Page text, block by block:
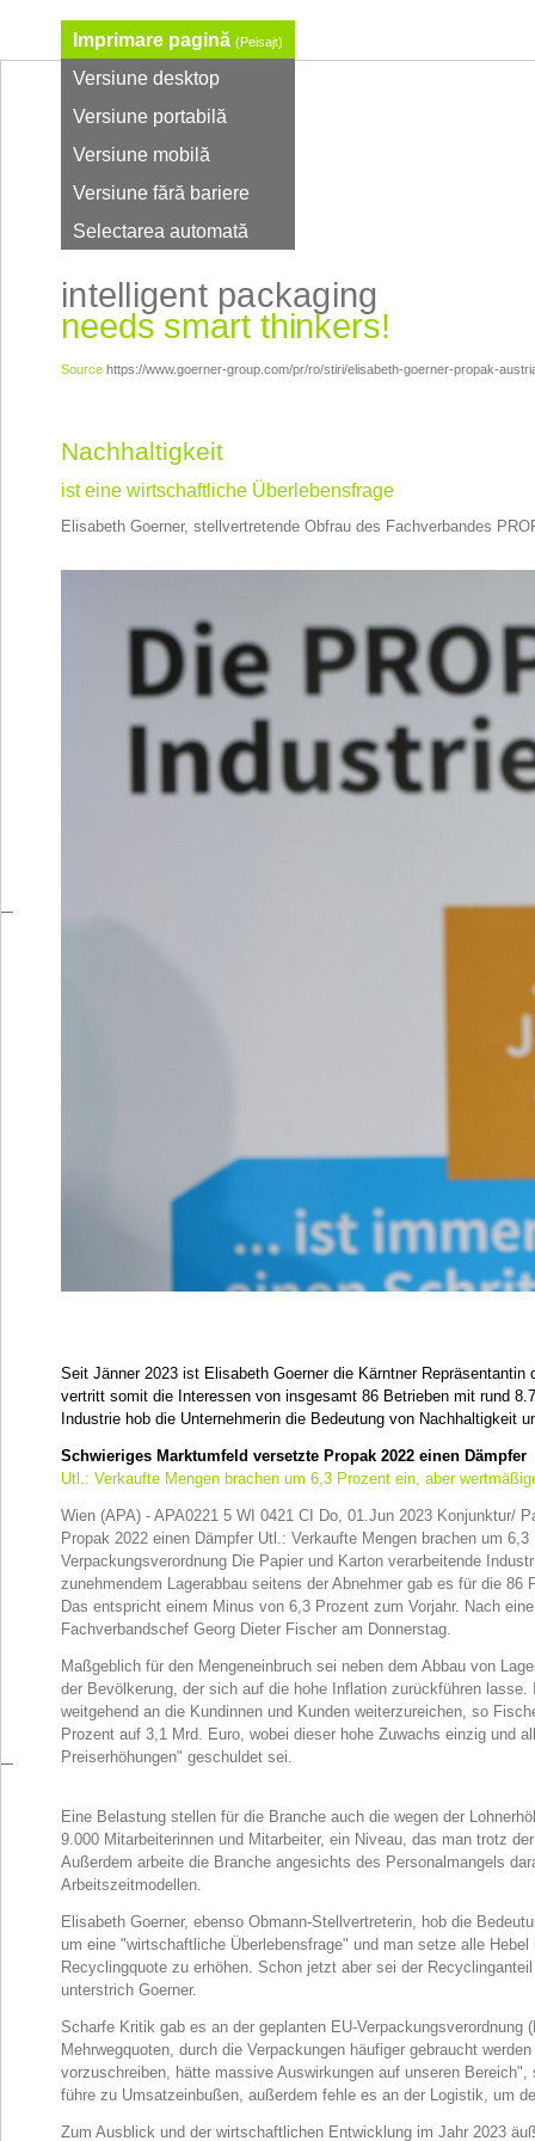
intelligent packaging
needs smart thinkers!
Source https://www.goerner-group.com/pr/ro/stiri/elisabeth-goerner-propak-
Imprimare pagină (Peisajt)
Versiune desktop
Versiune portabilă
Versiune mobilă
Versiune fără bariere
Selectarea automată
Nachhaltigkeit
ist eine wirtschaftliche Überlebensfrage
Elisabeth Goerner, stellvertretende Obfrau des Fachverbandes
Seit Jänner 2023 ist Elisabeth Goerner die Kärntner
vertritt somit die Interessen von insgesamt 86 Betrieben mit rund
Industrie hob die Unternehmerin die Bedeutung von Nachhaltigkeit
Schwieriges Marktumfeld versetzte Propak 2022 einen Dämpfer
Utl.: Verkaufte Mengen brachen um 6,3 Prozent ein, aber
Wien (APA) - APA0221 5 WI 0421 CI Do, 01.Jun 2023 Konjunktur/
Propak 2022 einen Dämpfer Utl.: Verkaufte Mengen brachen um
Verpackungsverordnung Die Papier und Karton verarbeitende
zunehmendem Lagerabbau seitens der Abnehmer gab es für die
Das entspricht einem Minus von 6,3 Prozent zum Vorjahr. Nach
Fachverbandschef Georg Dieter Fischer am Donnerstag.
Maßgeblich für den Mengeneinbruch sei neben dem Abbau von
der Bevölkerung, der sich auf die hohe Inflation zurückführen
weitgehend an die Kundinnen und Kunden weiterzureichen, so
Prozent auf 3,1 Mrd. Euro, wobei dieser hohe Zuwachs einzig und
Preiserhöhungen" geschuldet sei.
Eine Belastung stellen für die Branche auch die wegen der
9.000 Mitarbeiterinnen und Mitarbeiter, ein Niveau, das man trotz
Außerdem arbeite die Branche angesichts des Personalmangels
Arbeitszeitmodellen.
Elisabeth Goerner, ebenso Obmann-Stellvertreterin, hob die
um eine "wirtschaftliche Überlebensfrage" und man setze alle
Recyclingquote zu erhöhen. Schon jetzt aber sei der
unterstrich Goerner.
Scharfe Kritik gab es an der geplanten EU-
Mehrwegquoten, durch die Verpackungen häufiger gebraucht
vorzuschreiben, hätte massive Auswirkungen auf unseren
führe zu Umsatzeinbußen, außerdem fehle es an der Logistik, um
Zum Ausblick und der wirtschaftlichen Entwicklung im Jahr 2023